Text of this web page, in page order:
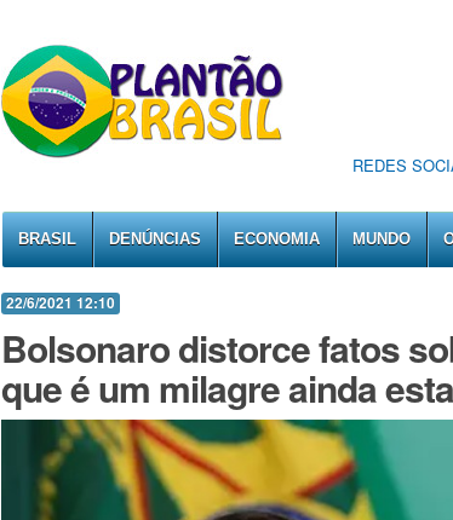
REDES
BRASIL DENÚNCIAS ECONOMIA MUNDO
22/6/2021 12:10
Bolsonaro distorce fatos
que é um milagre ainda